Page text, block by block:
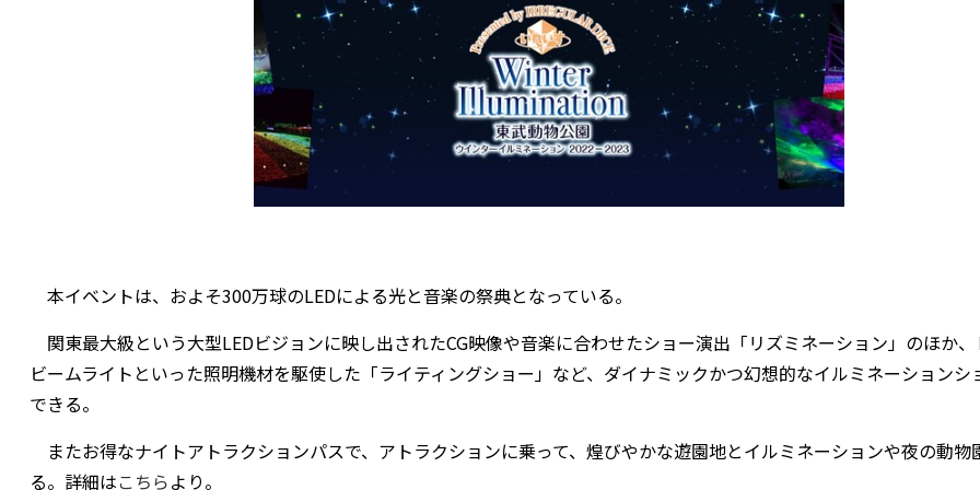
本イベントは、およそ300万球のLEDによる光と音楽の祭典となっている。
関東最大級という大型LEDビジョンに映し出されたCG映像や音楽に合わせたショー演出「リズミネーション」のほか
ビームライトといった照明機材を駆使した「ライティングショー」など、ダイナミックかつ幻想的なイルミネーションシ
できる。
またお得なナイトアトラクションパスで、アトラクションに乗って、煌びやかな遊園地とイルミネーションや夜の動物
る。詳細はこちらより。